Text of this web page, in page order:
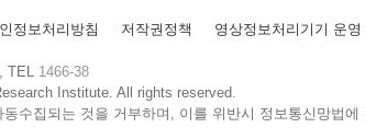
정보처리방침 저작권정책 영상정보처리기기 운영
TEL 1466-38
Institute.All rights reserved.
수집되는 것을 거부하며, 이를 위반시 정보통신망법